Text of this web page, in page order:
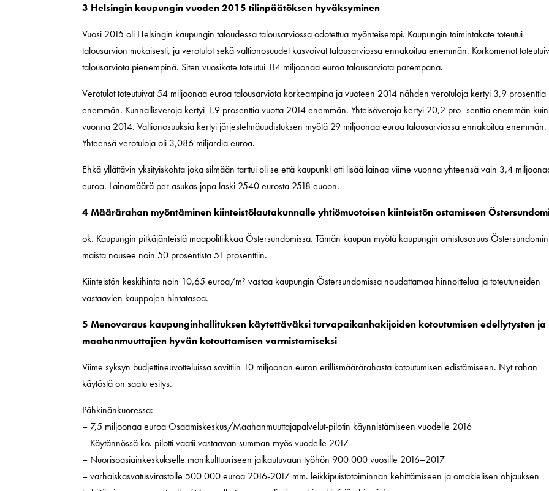
3 Helsingin kaupungin vuoden 2015 tilinpäätöksen hyväksyminen
Vuosi 2015 oli Helsingin kaupungin taloudessa talousarviossa odotettua myönteisempi. Kaupungin toimintakate toteutui
talousarvion mukaisesti, ja verotulot sekä valtionosuudet kasvoivat talousarviossa ennakoitua enemmän. Korkomenot
talousarviota pienempinä. Siten vuosikate toteutui 114 miljoonaa euroa talousarviota parempana.
Verotulot toteutuivat 54 miljoonaa euroa talousarviota korkeampina ja vuoteen 2014 nähden verotuloja kertyi 3,9 prosenttia
enemmän. Kunnallisveroja kertyi 1,9 prosenttia vuotta 2014 enemmän. Yhteisöveroja kertyi 20,2 pro- senttia enemmän kuin
vuonna 2014. Valtionosuuksia kertyi järjestelmäuudistuksen myötä 29 miljoonaa euroa talousarviossa ennakoitua enemmän.
Yhteensä verotuloja oli 3,086 miljardia euroa.
Ehkä yllättävin yksityiskohta joka silmään tarttui oli se että kaupunki otti lisää lainaa viime vuonna yhteensä vain 3,4
euroa. Lainamäärä per asukas jopa laski 2540 eurosta 2518 euoon.
4 Määrärahan myöntäminen kiinteistölautakunnalle yhtiömuotoisen kiinteistön ostamiseen
ok. Kaupungin pitkäjänteistä maapolitiikkaa Östersundomissa. Tämän kaupan myötä kaupungin omistusosuus Östersundomin
maista nousee noin 50 prosentista 51 prosenttiin.
Kiinteistön keskihinta noin 10,65 euroa/m² vastaa kaupungin Östersundomissa noudattamaa hinnoittelua ja toteutuneiden
vastaavien kauppojen hintatasoa.
5 Menovaraus kaupunginhallituksen käytettäväksi turvapaikanhakijoiden kotoutumisen edellytysten ja
maahanmuuttajien hyvän kotouttamisen varmistamiseksi
Viime syksyn budjettineuvotteluissa sovittiin 10 miljoonan euron erillismäärärahasta kotoutumisen edistämiseen. Nyt rahan
käytöstä on saatu esitys.
Pähkinänkuoressa:
– 7,5 miljoonaa euroa Osaamiskeskus/Maahanmuuttajapalvelut-pilotin käynnistämiseen vuodelle 2016
– Käytännössä ko. pilotti vaatii vastaavan summan myös vuodelle 2017
– Nuorisoasiainkeskukselle monikulttuuriseen jalkautuvaan työhön 900 000 vuosille 2016–2017
– varhaiskasvatusvirastolle 500 000 euroa 2016-2017 mm. leikkipuistotoiminnan kehittämiseen ja omakielisen ohjauksen